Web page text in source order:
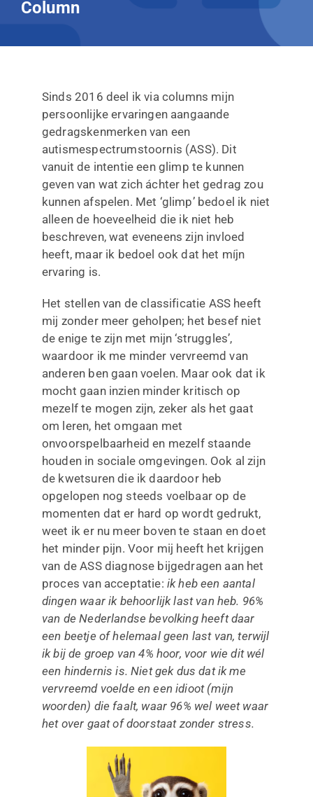
Column
Sinds 2016 deel ik via columns mijn
persoonlijke ervaringen aangaande
gedragskenmerken van een
autismespectrumstoornis (ASS). Dit
vanuit de intentie een glimp te kunnen
geven van wat zich áchter het gedrag zou
kunnen afspelen. Met ‘glimp’ bedoel ik niet
alleen de hoeveelheid die ik niet heb
beschreven, wat eveneens zijn invloed
heeft, maar ik bedoel ook dat het míjn
ervaring is.
Het stellen van de classificatie ASS heeft
mij zonder meer geholpen; het besef niet
de enige te zijn met mijn ‘struggles’,
waardoor ik me minder vervreemd van
anderen ben gaan voelen. Maar ook dat ik
mocht gaan inzien minder kritisch op
mezelf te mogen zijn, zeker als het gaat
om leren, het omgaan met
onvoorspelbaarheid en mezelf staande
houden in sociale omgevingen. Ook al zijn
de kwetsuren die ik daardoor heb
opgelopen nog steeds voelbaar op de
momenten dat er hard op wordt gedrukt,
weet ik er nu meer boven te staan en doet
het minder pijn. Voor mij heeft het krijgen
van de ASS diagnose bijgedragen aan het
proces van acceptatie: ik heb een aantal
dingen waar ik behoorlijk last van heb. 96%
van de Nederlandse bevolking heeft daar
een beetje of helemaal geen last van, terwijl
ik bij de groep van 4% hoor, voor wie dit wél
een hindernis is. Niet gek dus dat ik me
vervreemd voelde en een idioot (mijn
woorden) die faalt, waar 96% wel weet waar
het over gaat of doorstaat zonder stress.